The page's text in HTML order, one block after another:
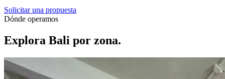
Solicitar una propuesta
Dónde operamos
Explora Bali por zona.